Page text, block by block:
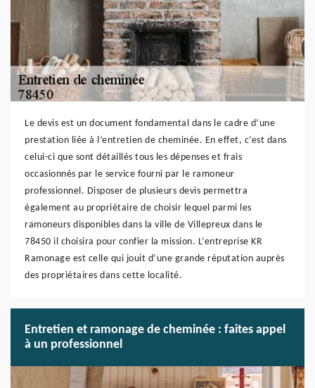
Le devis est un document fondamental dans le cadre d’une
prestation liée à l’entretien de cheminée. En effet, c’est dans
celui-ci que sont détaillés tous les dépenses et frais
occasionnés par le service fourni par le ramoneur
professionnel. Disposer de plusieurs devis permettra
également au propriétaire de choisir lequel parmi les
ramoneurs disponibles dans la ville de Villepreux dans le
78450 il choisira pour confier la mission. L’entreprise KR
Ramonage est celle qui jouit d’une grande réputation auprès
des propriétaires dans cette localité.
Entretien et ramonage de cheminée : faites appel
à un professionnel